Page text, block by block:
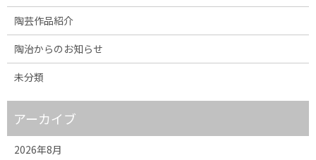
陶芸作品紹介
陶治からのお知らせ
未分類
アーカイブ
2026年8月